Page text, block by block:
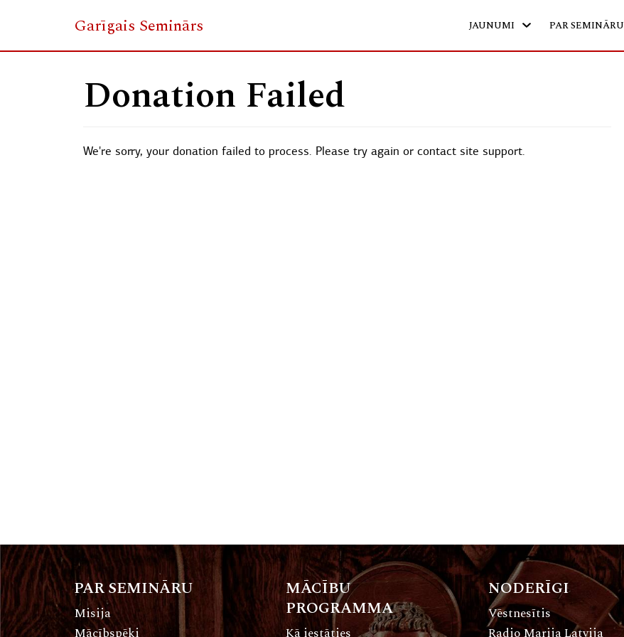
Garīgais Seminārs JAUNUMI PAR SEMINĀRU
Donation Failed
We're sorry, your donation failed to process. Please try again or contact site support.
PAR SEMINĀRU
Misija
MĀCĪBU
PROGRAMMA
NODERĪGI
Vēstnesītis